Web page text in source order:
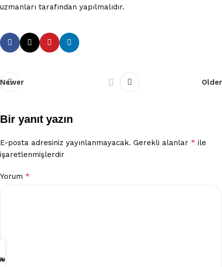
uzmanları tarafından yapılmalıdır.
Newer Older
Bir yanıt yazın
E-posta adresiniz yayınlanmayacak. Gerekli alanlar * ile
işaretlenmişlerdir
Yorum *
Al